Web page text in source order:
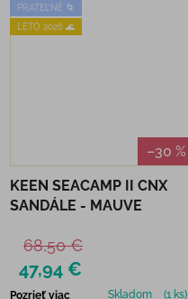
PRATEĽNÉ 🌀
LETO 2026 🌊
–30 %
KEEN SEACAMP II CNX
SANDÁLE - MAUVE
47,94 €
68,50 €
Pozrieť viac Skladom
(1 ks)